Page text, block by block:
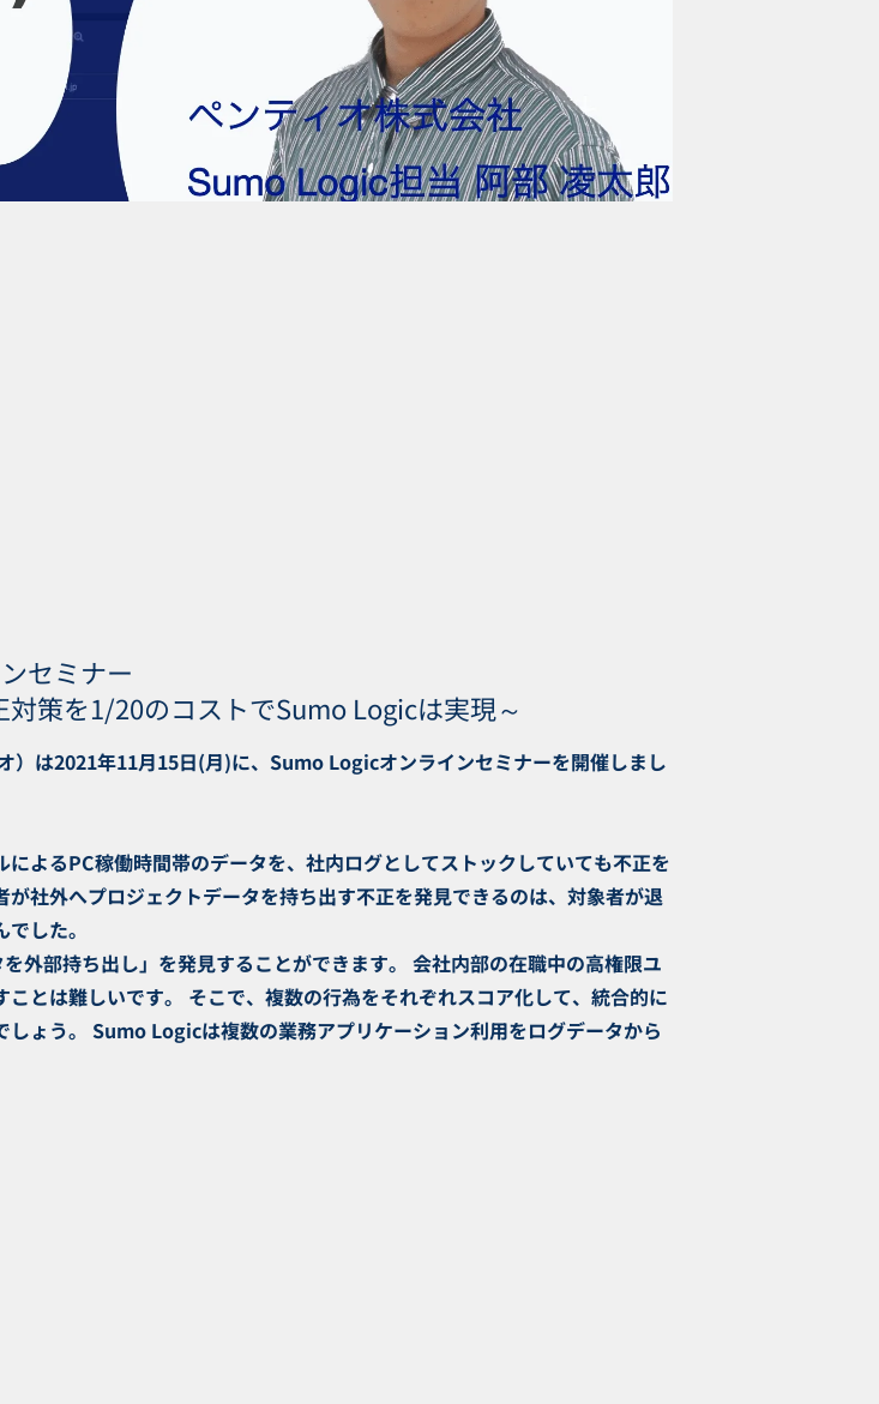
セミナー
策を1/20のコストでSumo Logicは実現～
）は2021年11月15日(月)に、Sumo Logicオンラインセミナーを開催しまし
よるPC稼働時間帯のデータを、社内ログとしてストックしていても不正を
社外へプロジェクトデータを持ち出す不正を発見できるのは、対象者が退
した。
外部持ち出し」を発見することができます。 会社内部の在職中の高権限ユ
とは難しいです。 そこで、複数の行為をそれぞれスコア化して、統合的に
ょう。 Sumo Logicは複数の業務アプリケーション利用をログデータから